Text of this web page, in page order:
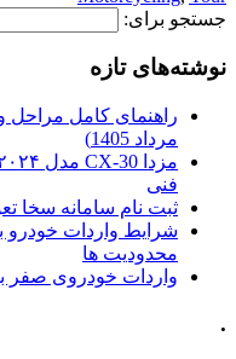
جستجو برای:
نوشته‌های تازه
مرداد 1405)
فنی
ثبت نام سامانه سخا
شرایط واردات خودرو
محدودیت ها
واردات خودروی صفر
.